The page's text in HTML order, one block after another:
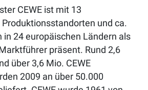
CEWE ist mit 13
und ca.
24 europäischen Ländern als
präsent. Rund 2,6
über 3,6 Mio. CEWE
2009 an über 50.000